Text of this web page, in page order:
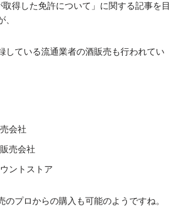
得した免許について」に関する記事を目
している流通業者の酒販売も行われてい
会社
売会社
ントストア
のプロからの購入も可能のようですね。